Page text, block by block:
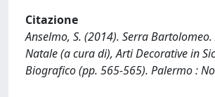
Citazione
Anselmo, S. (2014). Serra Bartolomeo.
Natale (a cura di), Arti Decorative in
Biografico (pp. 565-565). Palermo :